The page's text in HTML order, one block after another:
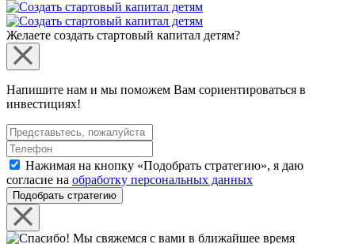
Желаете создать стартовый капитал детям?
Напишите нам и мы поможем Вам сориентироваться в
инвестициях!
Нажимая на кнопку «Подобрать стратегию», я даю
согласие на обработку персональных данных
Подобрать стратегию